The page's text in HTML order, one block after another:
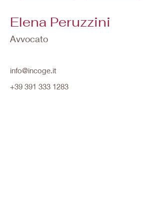
Elena Peruzzini
Avvocato
info@incoge.it
+39 391 333 1283